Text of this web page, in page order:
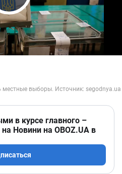
Video
в курсе главного –
Новини на OBOZ.UA в